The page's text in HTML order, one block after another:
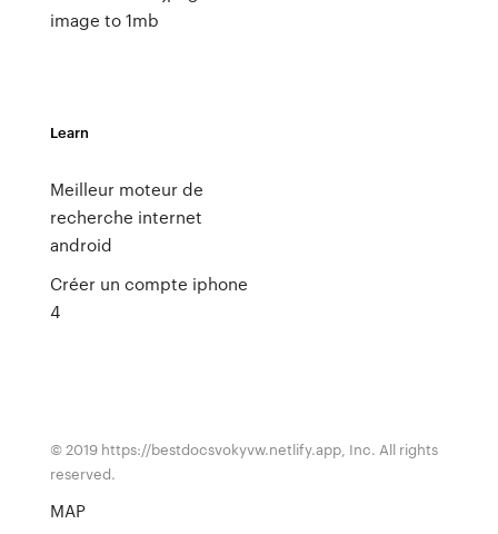
image to 1mb
Learn
Meilleur moteur de
recherche internet
android
Créer un compte iphone
4
© 2019 https://bestdocsvokyvw.netlify.app, Inc. All rights
reserved.
MAP